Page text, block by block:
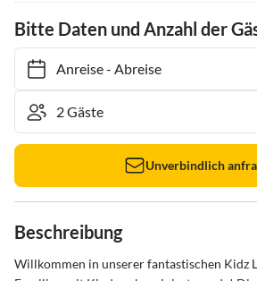
Bitte Daten und Anzahl der
Anreise- Abreise
Unverbindlich
Beschreibung
Willkommen in unserer fantastischen Kidz